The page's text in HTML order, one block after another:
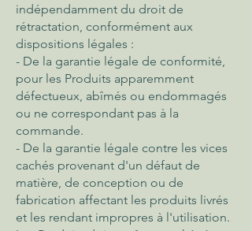
indépendamment du droit de
rétractation, conformément aux
dispositions légales :
- De la garantie légale de conformité,
pour les Produits apparemment
défectueux, abîmés ou endommagés
ou ne correspondant pas à la
commande.
- De la garantie légale contre les vices
cachés provenant d'un défaut de
matière, de conception ou de
fabrication affectant les produits livrés
et les rendant impropres à l'utilisation.